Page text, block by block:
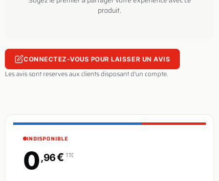
produit.
CONNECTEZ-VOUS POUR LAISSER UN AVIS
Les avis sont reserves aux clients disposant d'un compte.
INDISPONIBLE
0 ,96€ TTC